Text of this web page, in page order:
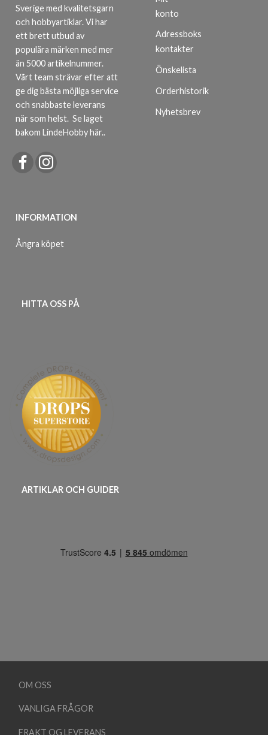
Sverige med kvalitetsgarn
och hobbyartiklar. Vi har
ett brett utbud av
populära märken med mer
än 5000 artikelnummer.
Vårt team strävar efter att
ge dig bästa möjliga service
och snabbaste leverans
när som helst. Se laget
bakom LindeHobby här..
INFORMATION
Ångra köpet
konto
Adressboks
kontakter
Önskelista
Orderhistorik
Nyhetsbrev
HITTA OSS PÅ
ARTIKLAR OCH GUIDER
OM OSS
VANLIGA FRÅGOR
FRAKT OG LEVERANS